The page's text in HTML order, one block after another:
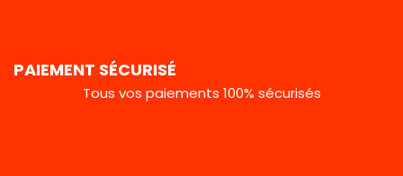
PAIEMENT SÉCURISÉ
Tous vos paiements 100% sécurisés